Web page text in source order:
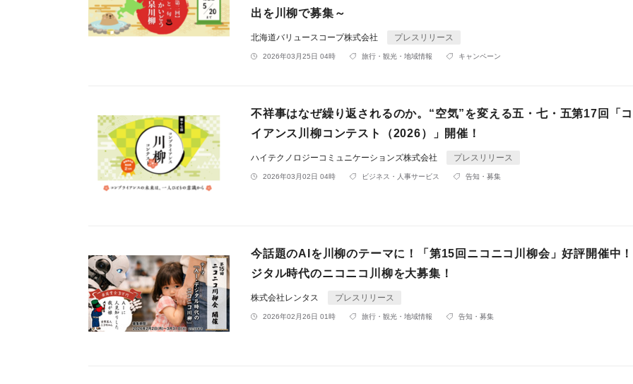
出を川柳で募集～
北海道バリュースコープ株式会社 プレスリリース
2026年03月25日 04時 旅行・観光・地域情報 キャンペーン
不祥事はなぜ繰り返されるのか。“空気”を変える五・七・五第17回「
イアンス川柳コンテスト（2026）」開催！
ハイテクノロジーコミュニケーションズ株式会社 プレスリリース
2026年03月02日 04時 ビジネス・人事サービス 告知・募集
今話題のAIを川柳のテーマに！「第15回ニコニコ川柳会」好評開催中
ジタル時代のニコニコ川柳を大募集！
株式会社レンタス プレスリリース
2026年02月26日 01時 旅行・観光・地域情報 告知・募集